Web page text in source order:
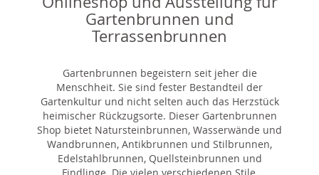
Gartenbrunnen und
Terrassenbrunnen
Gartenbrunnen begeistern seit jeher die
Menschheit. Sie sind fester Bestandteil der
Gartenkultur und nicht selten auch das Herzstück
heimischer Rückzugsorte. Dieser Gartenbrunnen
Shop bietet Natursteinbrunnen, Wasserwände und
Wandbrunnen, Antikbrunnen und Stilbrunnen,
Edelstahlbrunnen, Quellsteinbrunnen und